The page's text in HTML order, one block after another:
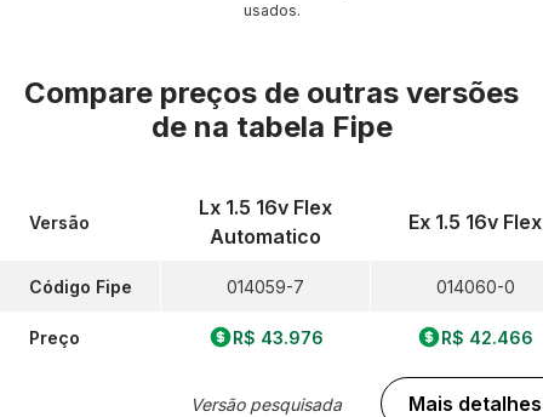
usados.
Compare preços de outras versões
de na tabela Fipe
Versão
Código Fipe
Preço
Lx 1.5 16v Flex
Automatico
014059-7
R$ 43.976
Versão pesquisada
Ex 1.5 16v Flex
014060-0
R$ 42.466
Mais detalhes